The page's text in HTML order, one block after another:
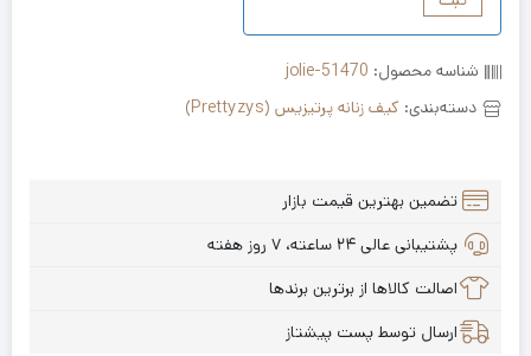
شناسه محصول: jolie-51470
دسته‌بندی: کیف زنانه پرتیزیس (Prettyzys)
تضمین بهترین قیمت بازار
پشتیبانی عالی ۲۴ ساعته، ۷ روز هفته
اصالت کالاها از برترین برندها
ارسال توسط پست پیشتاز